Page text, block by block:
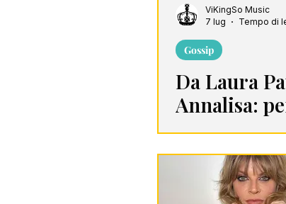
ViKingSo Music
7 lug
Tempo di
Gossip
Da Laura
Annalisa:
stadi
ancora un
maschile